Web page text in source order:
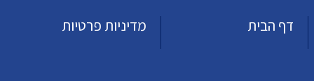
דף הבית
מדיניות פרטיות